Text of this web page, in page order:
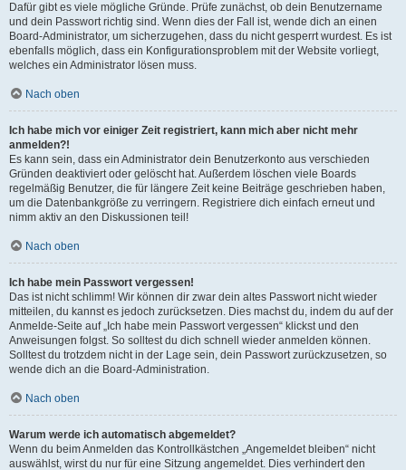
Dafür gibt es viele mögliche Gründe. Prüfe zunächst, ob dein Benutzername
und dein Passwort richtig sind. Wenn dies der Fall ist, wende dich an einen
Board-Administrator, um sicherzugehen, dass du nicht gesperrt wurdest. Es ist
ebenfalls möglich, dass ein Konfigurationsproblem mit der Website vorliegt,
welches ein Administrator lösen muss.
Nach oben
Ich habe mich vor einiger Zeit registriert, kann mich aber nicht mehr
anmelden?!
Es kann sein, dass ein Administrator dein Benutzerkonto aus verschieden
Gründen deaktiviert oder gelöscht hat. Außerdem löschen viele Boards
regelmäßig Benutzer, die für längere Zeit keine Beiträge geschrieben haben,
um die Datenbankgröße zu verringern. Registriere dich einfach erneut und
nimm aktiv an den Diskussionen teil!
Nach oben
Ich habe mein Passwort vergessen!
Das ist nicht schlimm! Wir können dir zwar dein altes Passwort nicht wieder
mitteilen, du kannst es jedoch zurücksetzen. Dies machst du, indem du auf der
Anmelde-Seite auf „Ich habe mein Passwort vergessen“ klickst und den
Anweisungen folgst. So solltest du dich schnell wieder anmelden können.
Solltest du trotzdem nicht in der Lage sein, dein Passwort zurückzusetzen, so
wende dich an die Board-Administration.
Nach oben
Warum werde ich automatisch abgemeldet?
Wenn du beim Anmelden das Kontrollkästchen „Angemeldet bleiben“ nicht
auswählst, wirst du nur für eine Sitzung angemeldet. Dies verhindert den